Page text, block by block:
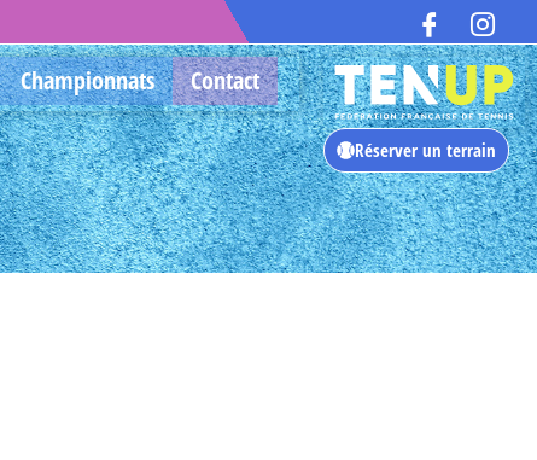
Championnats Contact
Réserver un terrain